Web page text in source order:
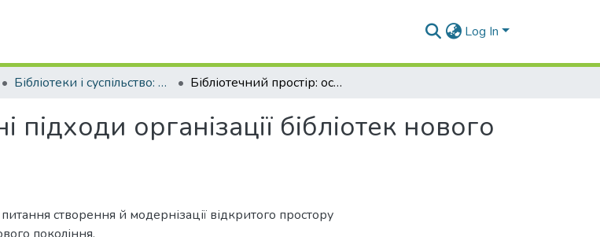
Log In
Бібліотеки і суспільство: рух у часі та просторі–2021 Бібліотечний простір: основні підходи організації бібліотек нового покоління
підходи організації бібліотек нового
створення й модернізації відкритого простору